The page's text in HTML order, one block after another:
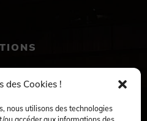
des Cookies !
nous utilisons des technologies
artistique